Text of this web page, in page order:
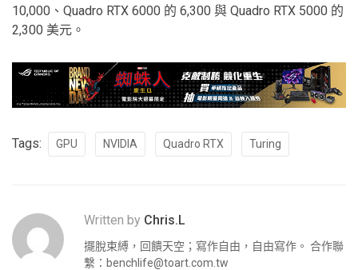
10,000、Quadro RTX 6000 的 6,300 與 Quadro RTX 5000 的
2,300 美元。
Tags: GPU NVIDIA Quadro RTX Turing
Written by Chris.L
擺脫束縛，回饋天空；寫作自由，自由寫作。 合作聯
繫： benchlife@toart.com.tw